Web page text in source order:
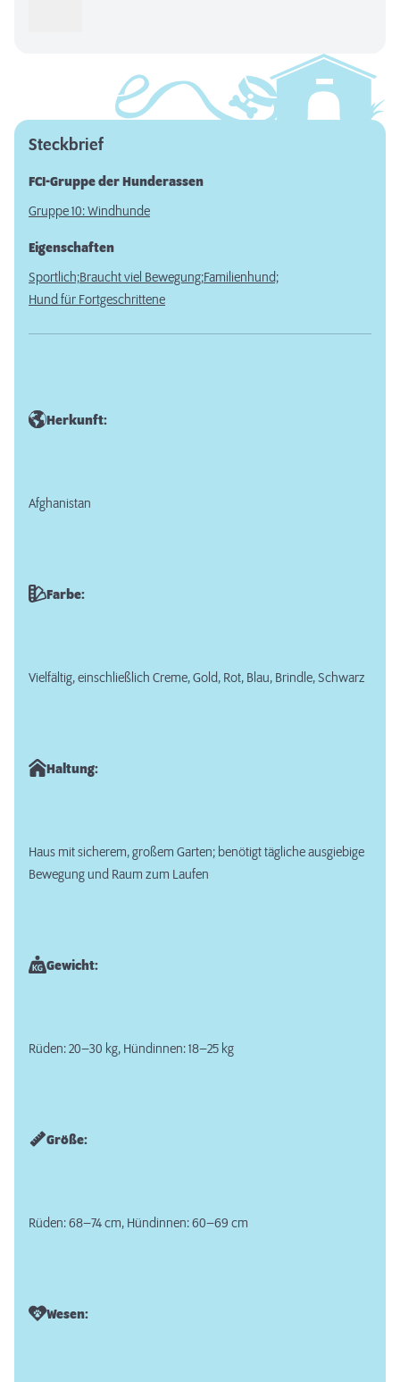
Steckbrief
FCI-Gruppe der Hunderassen
Gruppe 10: Windhunde
Eigenschaften
Sportlich;Braucht viel Bewegung;Familienhund;
Hund für Fortgeschrittene
Herkunft:
Afghanistan
Farbe:
Vielfältig, einschließlich Creme, Gold, Rot, Blau, Brindle, Schwarz
Haltung:
Haus mit sicherem, großem Garten; benötigt tägliche ausgiebige
Bewegung und Raum zum Laufen
Gewicht:
Rüden: 20–30 kg, Hündinnen: 18–25 kg
Größe:
Rüden: 68–74 cm, Hündinnen: 60–69 cm
Wesen: